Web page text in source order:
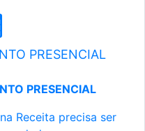
PRESENCIAL
PRESENCIAL
Receita precisa ser